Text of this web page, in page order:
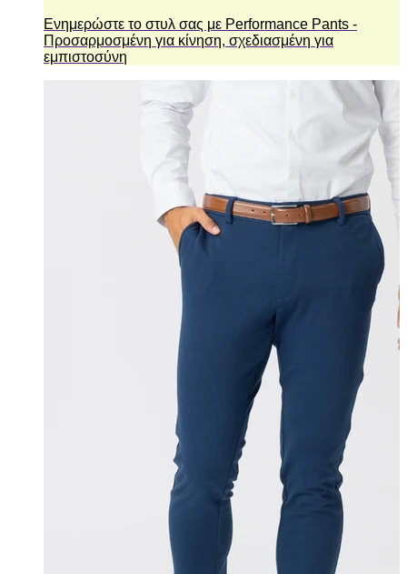
Ενημερώστε το στυλ σας με Performance Pants -
Προσαρμοσμένη για κίνηση, σχεδιασμένη για
εμπιστοσύνη